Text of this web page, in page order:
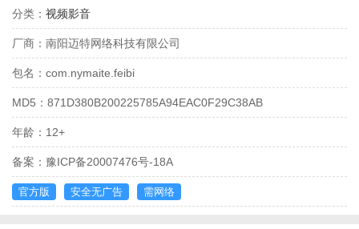
分类： 视频影音
厂商： 南阳迈特网络科技有限公司
包名： com.nymaite.feibi
MD5： 871D380B200225785A94EAC0F29C38AB
年龄： 12+
备案： 豫ICP备20007476号-18A
官方版 安全无广告 需网络